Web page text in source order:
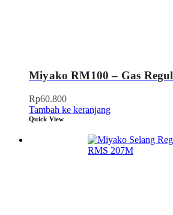
Miyako RM100 – Gas
Rp60.800
Tambah ke keranjang
Quick View